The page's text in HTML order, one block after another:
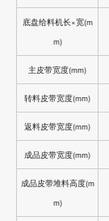
底盘给料机长×宽(m
m)
主皮带宽度(mm)
转料皮带宽度(mm)
返料皮带宽度(mm)
成品皮带宽度(mm)
成品皮带堆料高度(m
m)